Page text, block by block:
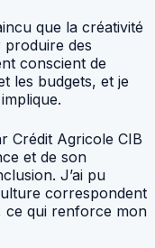
que la créativité
produire des
conscient de
les budgets, et je
Crédit Agricole CIB
et de son
J’ai pu
correspondent
ce qui renforce mon